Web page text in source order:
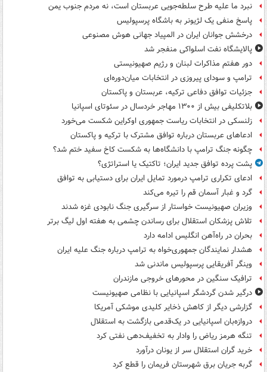
نبرد ما علیه طرح سلطه‌جویی عربستان است، نه مردم جنوب یمن
پاسخ منفی یک لژیونر به باشگاه پرسپولیس
درخشش جوانان ایران در المپیاد جهانی هوش مصنوعی
پالایشگاه نفت اسلواکی منفجر شد
دور هفتم مذاکرات لبنان و رژیم صهیونیستی
ترامپ و سودای پیروزی در انتخابات میان‌دوره‌ای
جزئیات توافق دفاعی ترکیه، عربستان و پاکستان
بلاتکلیفی بیش از ۱۳۰۰ مهاجر خردسال در سئوتای اسپانیا
زلنسکی در انتخابات ریاست جمهوری اوکراین شکست می‌خورد
ادعاهای عربستان درباره توافق مشترک با ترکیه و پاکستان
چگونه جنگ ترامپ با دانشگاه‌ها به شکست کاخ سفید ختم شد؟
پشت پرده توافق جدید ایران؛ تاکتیک یا استراتژی؟
ادعای تکراری ترامپ درمورد تمایل ایران برای دستیابی به توافق
گرد و غبار آسمان قم را تیره می‌کند
وزیران صهیونیست خواستار از سرگیری جنگ نابودی غزه شدند
تلاش پزشکان استقلال برای رساندن چشمی به هفته اول لیگ برتر
بحران در راه‌آهن انگلیس ادامه دارد
هشدار نمایندگان جمهوری‌خواه به ترامپ درباره جنگ علیه ایران
وینگر آفریقایی پرسپولیس ماندنی شد
ترافیک سنگین در محورهای خروجی مازندران
درگیر شدن گردشگر اسپانیایی با نظامی صهیونیست
گزارشی دیگر از کاهش ذخایر کلیدی موشکی آمریکا
دروازه‌بان اسپانیایی در یک‌قدمی بازگشت به استقلال
تنگه هرمز ریاض را وادار به تخفیف‌دهی نفتی کرد
خرید گران استقلال سر از یونان درآورد
گربه جریان برق شهرستان فریمان را قطع کرد